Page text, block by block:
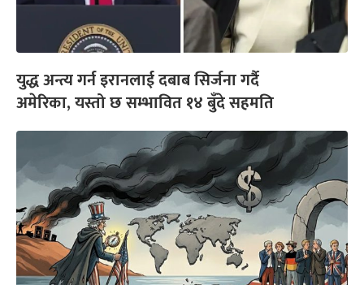
युद्ध अन्त्य गर्न इरानलाई दबाब सिर्जना गर्दै
अमेरिका, यस्तो छ सम्भावित १४ बुँदे सहमति